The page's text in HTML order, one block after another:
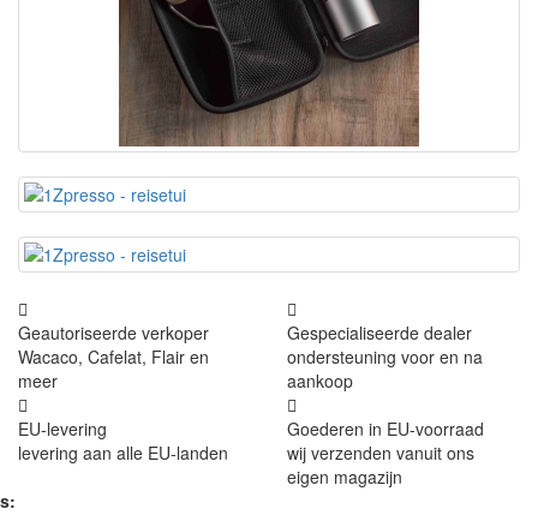
Geautoriseerde verkoper
Wacaco, Cafelat, Flair en
meer
Gespecialiseerde dealer
ondersteuning voor en na
aankoop
EU-levering
levering aan alle EU-landen
Goederen in EU-voorraad
wij verzenden vanuit ons
eigen magazijn